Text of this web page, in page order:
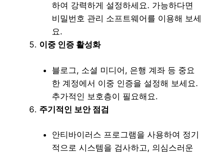
하여 강력하게 설정하세요. 가능하다면
비밀번호 관리 소프트웨어를 이용해 보세
요.
이중 인증 활성화
블로그, 소셜 미디어, 은행 계좌 등 중요
한 계정에서 이중 인증을 설정해 보세요.
추가적인 보호층이 필요해요.
주기적인 보안 점검
안티바이러스 프로그램을 사용하여 정기
적으로 시스템을 검사하고, 의심스러운